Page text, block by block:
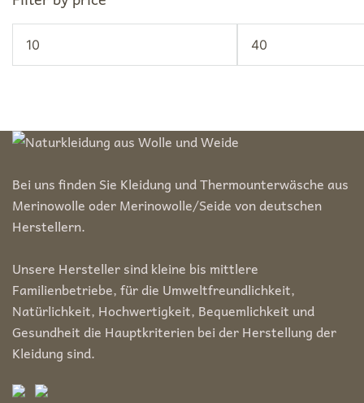
Min.
Preis
Max.
Preis
Bei uns finden Sie Kleidung und Thermounterwäsche aus
Merinowolle oder Merinowolle/Seide von deutschen
Herstellern.
Unsere Hersteller sind kleine bis mittlere
Familienbetriebe, für die Umweltfreundlichkeit,
Natürlichkeit, Hochwertigkeit, Bequemlichkeit und
Gesundheit die Hauptkriterien bei der Herstellung der
Kleidung sind.